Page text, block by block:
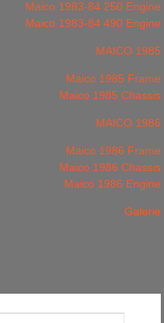
Maico 1983-84 250 Engine
Maico 1983-84 490 Engine
MAICO 1985
Maico 1985 Frame
Maico 1985 Chassis
MAICO 1986
Maico 1986 Frame
Maico 1986 Chassis
Maico 1986 Engine
Galerie